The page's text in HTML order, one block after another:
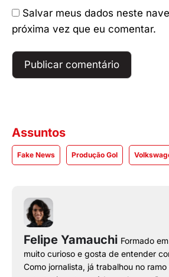
Salvar meus dados neste
próxima vez que eu comentar.
Assuntos
Fake News Produção Gol
Felipe Yamauchi Formado
muito curioso e gosta de entender
Como jornalista, já trabalhou no ramo